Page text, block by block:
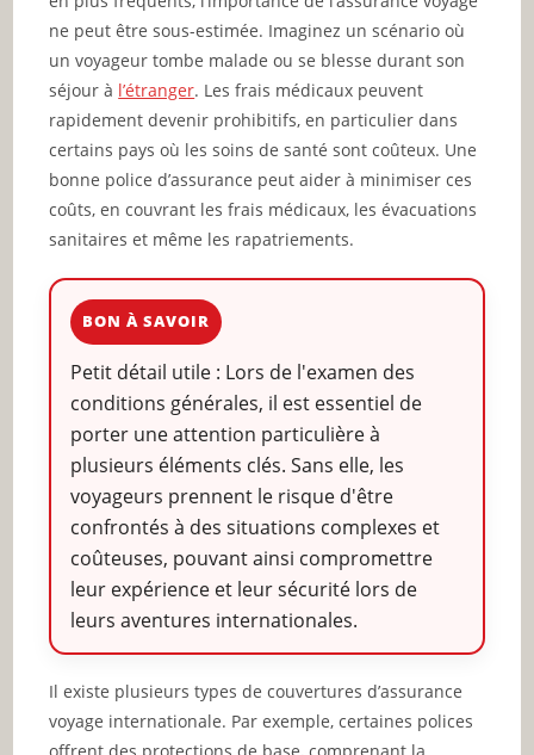
ne peut être sous-estimée. Imaginez un scénario où
un voyageur tombe malade ou se blesse durant son
séjour à l’étranger. Les frais médicaux peuvent
rapidement devenir prohibitifs, en particulier dans
certains pays où les soins de santé sont coûteux. Une
bonne police d’assurance peut aider à minimiser ces
coûts, en couvrant les frais médicaux, les évacuations
sanitaires et même les rapatriements.
BON À SAVOIR
Petit détail utile : Lors de l'examen des
conditions générales, il est essentiel de
porter une attention particulière à
plusieurs éléments clés. Sans elle, les
voyageurs prennent le risque d'être
confrontés à des situations complexes et
coûteuses, pouvant ainsi compromettre
leur expérience et leur sécurité lors de
leurs aventures internationales.
Il existe plusieurs types de couvertures d’assurance
voyage internationale. Par exemple, certaines polices